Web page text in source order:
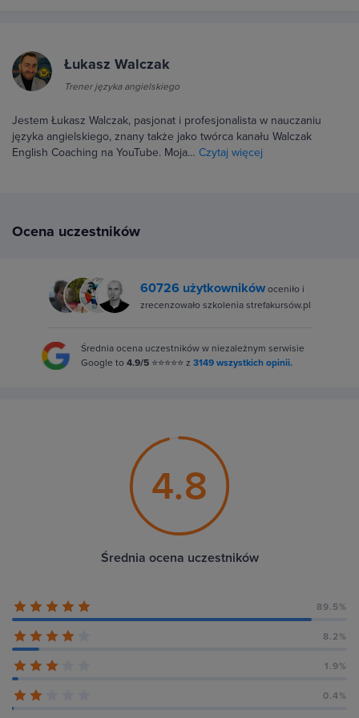
Łukasz Walczak
Trener języka angielskiego
Jestem Łukasz Walczak, pasjonat i profesjonalista w nauczaniu
języka angielskiego, znany także jako twórca kanału Walczak
English Coaching na YouTube. Moja… Czytaj więcej
Ocena uczestników
60726 użytkownikówoceniło i
zrecenzowało szkolenia strefakursów.pl
Średnia ocena uczestników w niezależnym serwisie
Google to 4.9/5 ⭐⭐⭐⭐⭐ z 3149 wszystkich opinii.
4.8
Średnia ocena uczestników
89.5%
8.2%
1.9%
0.4%